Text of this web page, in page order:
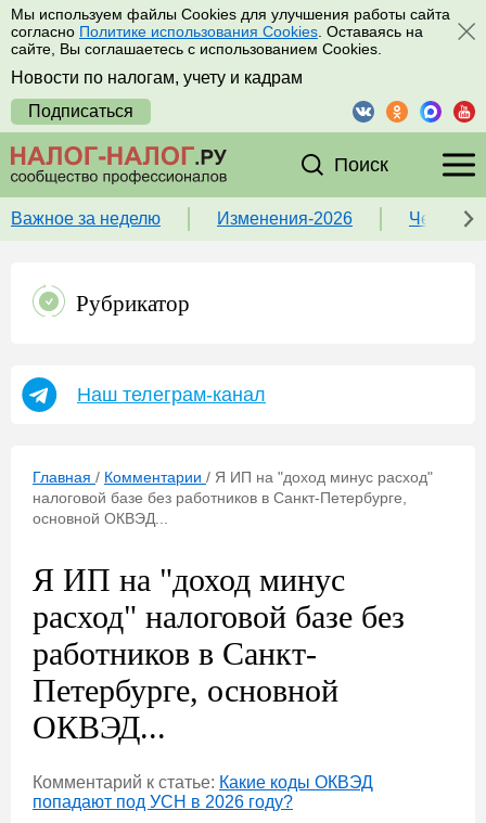
Мы используем файлы Cookies для улучшения работы сайта
согласно Политике использования Cookies . Оставаясь на
сайте, Вы соглашаетесь с использованием Cookies.
Новости по налогам, учету и кадрам
Подписаться
Поиск
Важное за неделю Изменения-2026 Чек-
Рубрикатор
Наш телеграм-канал
Главная / Комментарии / Я ИП на "доход минус расход"
налоговой базе без работников в Санкт-Петербурге,
основной ОКВЭД...
Я ИП на "доход минус
расход" налоговой базе без
работников в Санкт-
Петербурге, основной
ОКВЭД...
Комментарий к статье: Какие коды ОКВЭД
попадают под УСН в 2026 году?